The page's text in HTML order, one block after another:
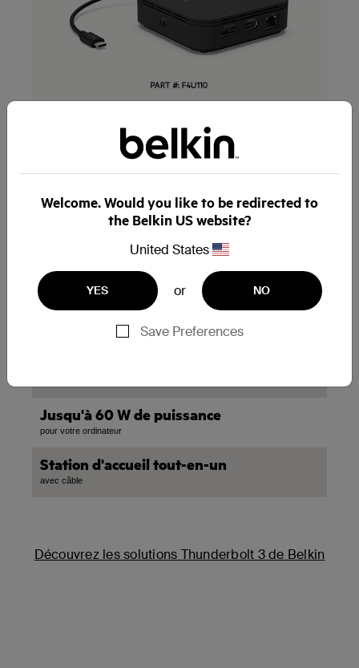
Dock compatible avec les ordinateurs
Double affichage 4K à 60 Hz
de transfert de données
Connexion de 6 appareils
via un seul et même câble
Jusqu'à 60 W de puissance
pour votre ordinateur
Station d'accueil tout-en-un
avec câble
Découvrez les solutions Thunderbolt 3 de Belkin
Welcome. Would you like to be redirected to
the Belkin US website?
United States
YES or NO
Save Preferences